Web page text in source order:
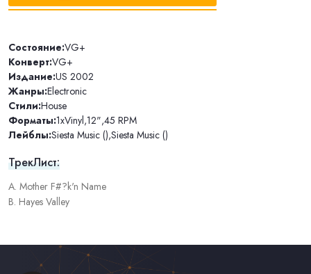
Состояние:VG+
Конверт:VG+
Издание:US 2002
Жанры:Electronic
Стили:House
Форматы:1xVinyl,12",45 RPM
Лейблы:Siesta Music (),Siesta Music ()
ТрекЛист:
A. Mother F#?k'n Name
B. Hayes Valley